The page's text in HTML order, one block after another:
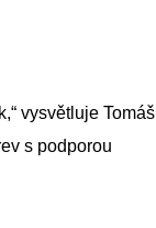
vysvětluje Tomáš
s podporou